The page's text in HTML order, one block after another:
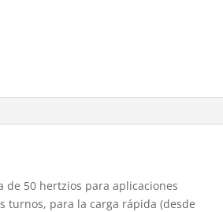
de 50 hertzios para aplicaciones
turnos, para la carga rápida (desde